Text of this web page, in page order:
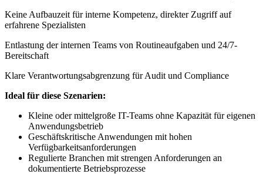
Keine Aufbauzeit für interne Kompetenz, direkter Zugriff auf
erfahrene Spezialisten
Entlastung der internen Teams von Routineaufgaben und 24/7-
Bereitschaft
Klare Verantwortungsabgrenzung für Audit und Compliance
Ideal für diese Szenarien:
Kleine oder mittelgroße IT-Teams ohne Kapazität für eigenen
Anwendungsbetrieb
Geschäftskritische Anwendungen mit hohen
Verfügbarkeitsanforderungen
Regulierte Branchen mit strengen Anforderungen an
dokumentierte Betriebsprozesse